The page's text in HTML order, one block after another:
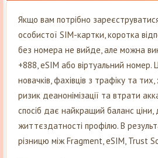
Якщо вам потрібно
особистої SIM-картки, коротка
без номера не вийде, але можна
+888, eSIM або віртуальний номер.
новачків, фахівців з трафіку та
ризик деанонімізації та втрати
спосіб дає найкращий баланс ціни,
життєздатності профілю. В
різницю між Fragment, eSIM, Trust